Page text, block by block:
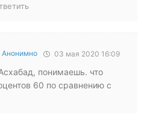
Анонимно 03 мая 2020 16:09
понимаешь. что
60 по сравнению с